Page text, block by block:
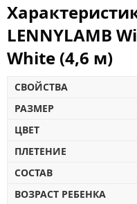
LENNYLAMB
White (4,6 м)
СВОЙСТВА
РАЗМЕР
ЦВЕТ
ПЛЕТЕНИЕ
СОСТАВ
ВОЗРАСТ РЕБЕНКА